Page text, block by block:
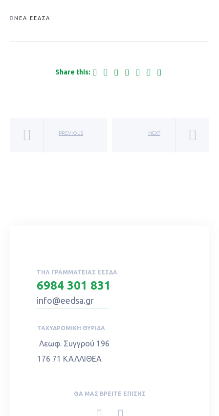
ΝΈΑ ΕΕΔΣΑ
Share this:
PREVIOUS NEXT
ΤΗΛ ΓΡΑΜΜΑΤΕΊΑΣ ΕΕΣΔΑ
6984 301 831
info@eedsa.gr
ΤΑΧΥΔΡΟΜΙΚΉ ΘΥΡΊΔΑ
Λεωφ. Συγγρού 196
176 71 ΚΑΛΛΙΘΕΑ
ΘΑ ΜΑΣ ΒΡΕΊΤΕ ΕΠΊΣΗΣ